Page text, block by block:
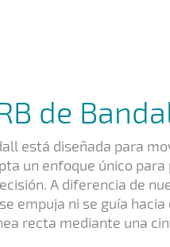
de
está diseñada para
un enfoque único
A diferencia de
empuja ni se guía hacia
recta mediante una